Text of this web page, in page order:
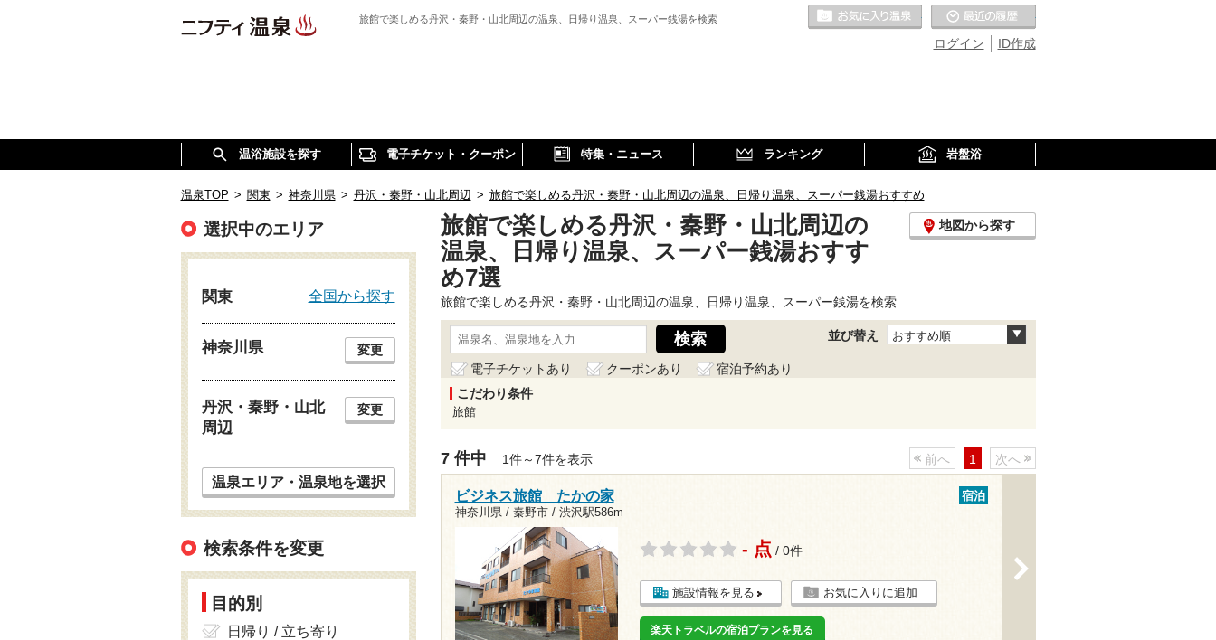
旅館で楽しめる丹沢・秦野・山北周辺の温泉、日帰り温泉、スーパー銭湯を検索
ID作成
ログイン
お気に入りの温泉
温浴施設を探す 電子チケット・クーポン 特集・ニュース ランキング 岩盤浴
温泉TOP > 関東 > 神奈川県 > 丹沢・秦野・山北周辺 > 旅館で楽しめる丹沢・秦野・山北周辺の温泉、日帰り温泉、スーパー銭湯おすすめ
旅館で楽しめる丹沢・秦野・山北周辺の
温泉、日帰り温泉、スーパー銭湯おすす
め7選
地図から探す
旅館で楽しめる丹沢・秦野・山北周辺の温泉、日帰り温泉、スーパー銭湯を検索
並び替え おすすめ順
電子チケットあり クーポンあり
宿泊予約あり
こだわり条件
旅館
7 件中 1件～7件を表示 前へ 1 次へ
ビジネス旅館 たかの家
神奈川県 / 秦野市 / 渋沢駅586m
宿泊
- 点 / 0件
施設情報を見る お気に入りに追加
楽天トラベルの宿泊プランを見る
選択中のエリア
関東 全国から探す
神奈川県 変更
丹沢・秦野・山北
周辺
変更
温泉エリア・温泉地を選択
検索条件を変更
目的別
日帰り / 立ち寄り